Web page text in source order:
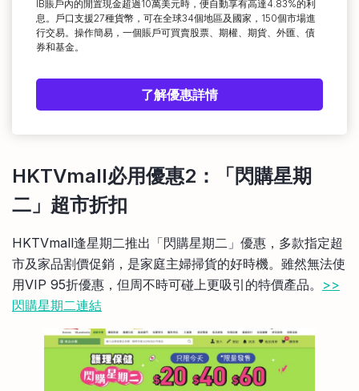
IB賬戶內的閒置現金超過10萬美元時，便自動享有高達4.83%的利
息。戶口支援27種貨幣，可在全球34個地區及國家，150個市場進
行交易。操作簡易，一個賬戶可買賣股票、期權、期貨、外匯、債
券和基金。
了解優惠詳情
HKTVmall必用優惠2：「閃購星期
二」超市折扣
HKTVmall逢星期二推出「閃購星期二」優惠，多款指定超
市及家品割價促銷，是家庭主婦掃貨的好時機。雖然無法使
用VIP 95折優惠，但周不時可碰上更吸引的特價產品。 >>
閃購星期二連結